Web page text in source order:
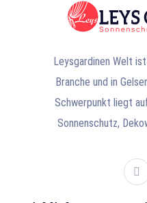
Leysgardinen Welt
Branche und in
Schwerpunkt liegt
Sonnenschutz,